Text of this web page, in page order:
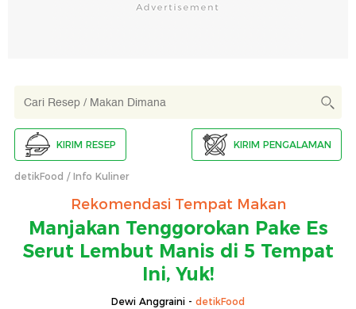
KIRIM RESEP KIRIM PENGALAMAN
detikFood Info Kuliner
Rekomendasi Tempat Makan
Manjakan Tenggorokan Pake Es
Serut Lembut Manis di 5 Tempat
Ini, Yuk!
Dewi Anggraini - detikFood